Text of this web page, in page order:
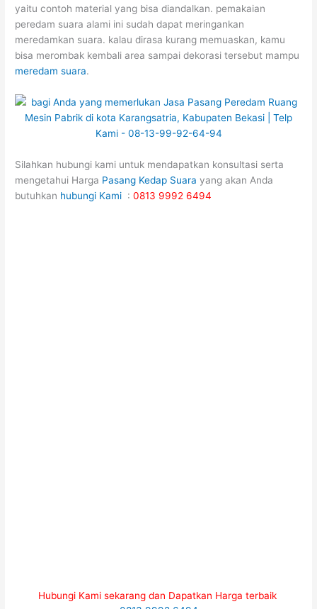
yaitu contoh material yang bisa diandalkan. pemakaian
peredam suara alami ini sudah dapat meringankan
meredamkan suara. kalau dirasa kurang memuaskan, kamu
bisa merombak kembali area sampai dekorasi tersebut mampu
meredam suara.
Silahkan hubungi kami untuk mendapatkan konsultasi serta
mengetahui Harga Pasang Kedap Suara yang akan Anda
butuhkan hubungi Kami :0813 9992 6494
Hubungi Kami sekarang dan Dapatkan Harga terbaik